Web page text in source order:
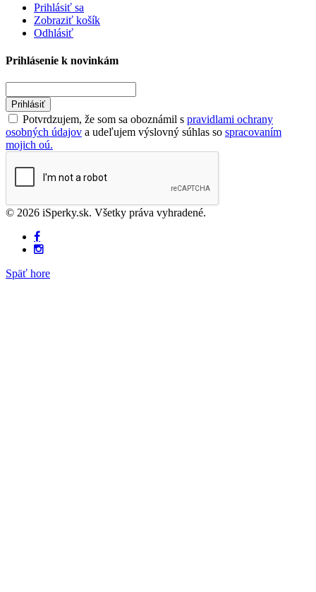
Prihlásiť sa
Zobraziť košík
Odhlásiť
Prihlásenie k novinkám
Prihlásiť
Potvrdzujem, že som sa oboznámil s pravidlami ochrany
osobných údajov a udeľujem výslovný súhlas so spracovaním
mojich oú.
© 2026 iSperky.sk. Všetky práva vyhradené.
Späť hore